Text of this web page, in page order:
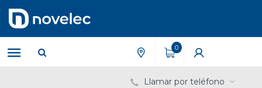
contenido
menú
de
navegación
0
Llamar por teléfono